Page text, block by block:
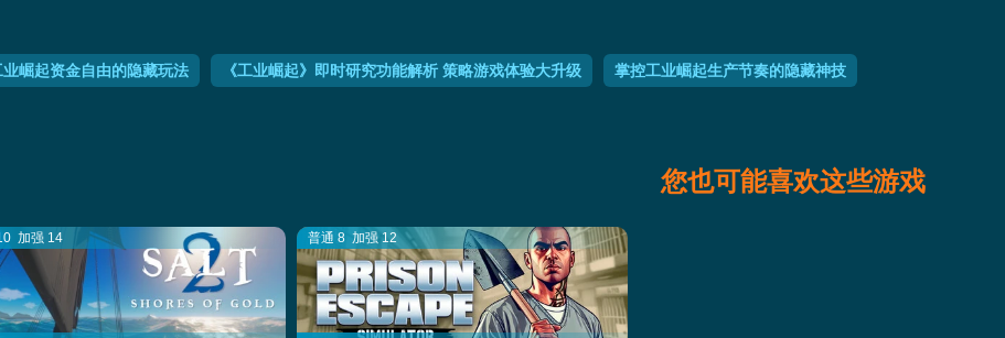
崛起资金自由的隐藏玩法 《工业崛起》即时研究功能解析 策略游戏体验大升级 掌控工业崛起生产节奏的隐藏神技
您也可能喜欢这些游戏
加强 14 普通 8 加强 12